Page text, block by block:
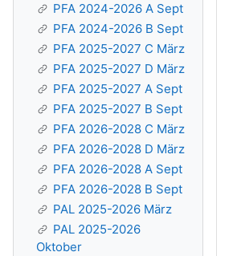
PFA 2024-2026 A Sept
PFA 2024-2026 B Sept
PFA 2025-2027 C März
PFA 2025-2027 D März
PFA 2025-2027 A Sept
PFA 2025-2027 B Sept
PFA 2026-2028 C März
PFA 2026-2028 D März
PFA 2026-2028 A Sept
PFA 2026-2028 B Sept
PAL 2025-2026 März
PAL 2025-2026
Oktober